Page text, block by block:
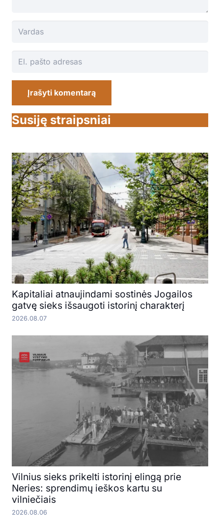
Įrašyti komentarą
Susiję straipsniai
Kapitaliai atnaujindami sostinės Jogailos
gatvę sieks išsaugoti istorinį charakterį
2026.08.07
Vilnius sieks prikelti istorinį elingą prie
Neries: sprendimų ieškos kartu su
vilniečiais
2026.08.06